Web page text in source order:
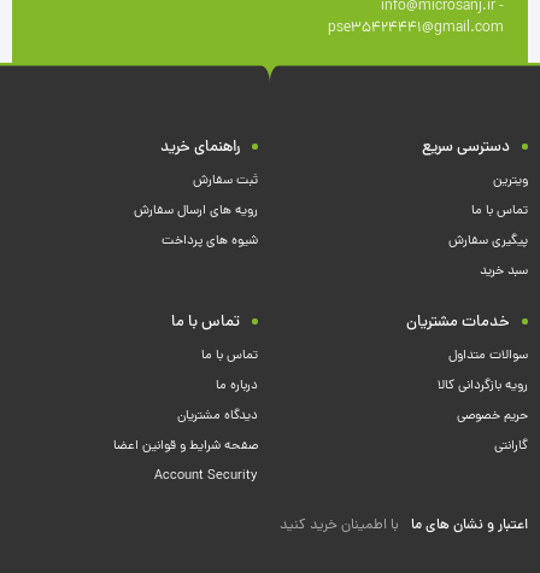
info@microsanj.ir -
pse35424441@gmail.com
دسترسی سریع
ویترین
تماس با ما
پیگیری سفارش
سبد خرید
راهنمای خرید
ثبت سفارش
رویه های ارسال سفارش
شیوه های پرداخت
خدمات مشتریان
سوالات متداول
رویه بازگردانی کالا
حریم خصوصی
گارانتی
تماس با ما
تماس با ما
درباره ما
دیدگاه مشتریان
صفحه شرایط و قوانین اعضا
Account Security
اعتبار و نشان های ما با اطمینان خرید کنید